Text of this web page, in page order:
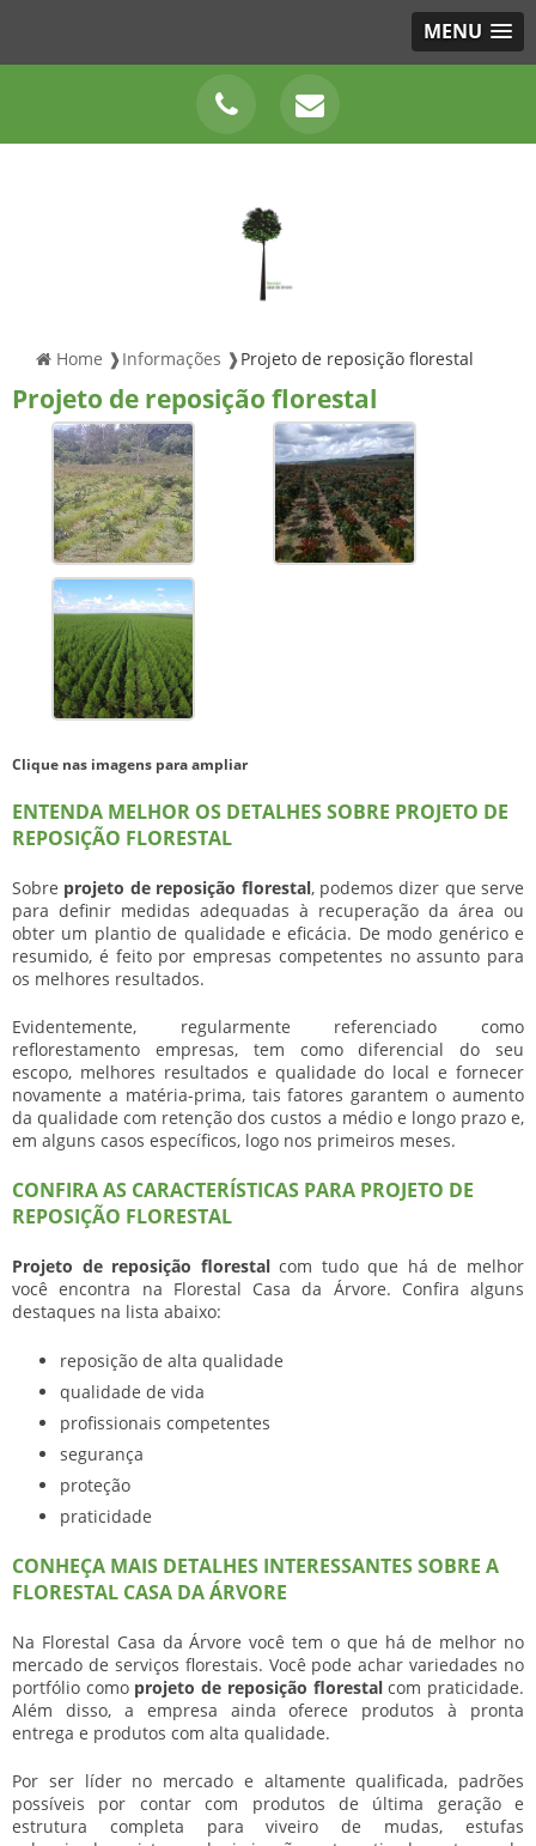
MENU
Home ❱Informações ❱Projeto de reposição florestal
Projeto de reposição florestal
Clique nas imagens para ampliar
ENTENDA MELHOR OS DETALHES SOBRE PROJETO DE
REPOSIÇÃO FLORESTAL
Sobre projeto de reposição florestal, podemos dizer que serve
para definir medidas adequadas à recuperação da área ou
obter um plantio de qualidade e eficácia. De modo genérico e
resumido, é feito por empresas competentes no assunto para
os melhores resultados.
Evidentemente, regularmente referenciado como
reflorestamento empresas, tem como diferencial do seu
escopo, melhores resultados e qualidade do local e fornecer
novamente a matéria-prima, tais fatores garantem o aumento
da qualidade com retenção dos custos a médio e longo prazo e,
em alguns casos específicos, logo nos primeiros meses.
CONFIRA AS CARACTERÍSTICAS PARA PROJETO DE
REPOSIÇÃO FLORESTAL
Projeto de reposição florestalcom tudo que há de melhor
você encontra na Florestal Casa da Árvore. Confira alguns
destaques na lista abaixo:
reposição de alta qualidade
qualidade de vida
profissionais competentes
segurança
proteção
praticidade
CONHEÇA MAIS DETALHES INTERESSANTES SOBRE A
FLORESTAL CASA DA ÁRVORE
Na Florestal Casa da Árvore você tem o que há de melhor no
mercado de serviços florestais. Você pode achar variedades no
portfólio como projeto de reposição florestalcom praticidade.
Além disso, a empresa ainda oferece produtos à pronta
entrega e produtos com alta qualidade.
Por ser líder no mercado e altamente qualificada, padrões
possíveis por contar com produtos de última geração e
estrutura completa para viveiro de mudas, estufas